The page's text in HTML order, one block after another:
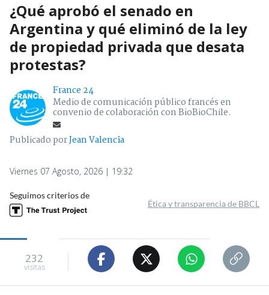
¿Qué aprobó el senado en
Argentina y qué eliminó de la ley
de propiedad privada que desata
protestas?
France 24
Medio de comunicación público francés en
convenio de colaboración con BioBioChile.
Publicado porJean Valencia
Viernes 07 Agosto, 2026 | 19:32
Seguimos criterios de
Ética y transparencia de BBCL
232
visitas